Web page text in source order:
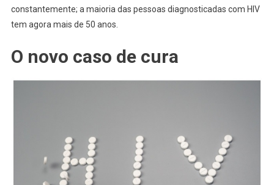
constantemente; a maioria das pessoas diagnosticadas com HIV
tem agora mais de 50 anos.
O novo caso de cura